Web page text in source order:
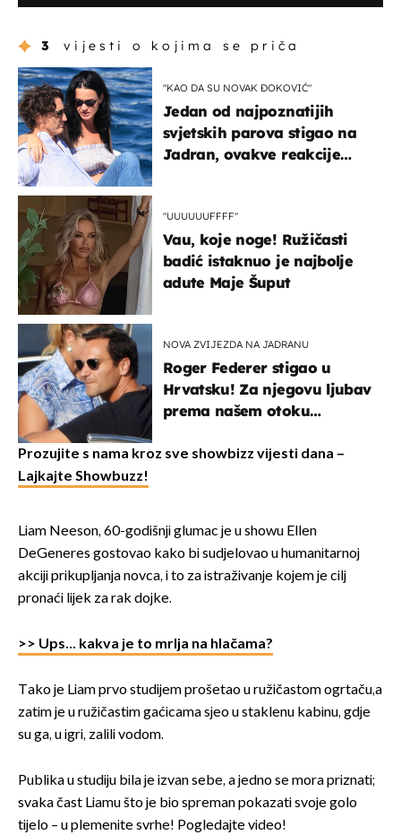
3 vijesti o kojima se priča
"KAO DA SU NOVAK ĐOKOVIĆ"
Jedan od najpoznatijih
svjetskih parova stigao na
Jadran, ovakve reakcije
"UUUUUUFFFF"
Vau, koje noge! Ružičasti
badić istaknuo je najbolje
adute Maje Šuput
NOVA ZVIJEZDA NA JADRANU
Roger Federer stigao u
Hrvatsku! Za njegovu ljubav
prema našem otoku
Hrvat
Prozujite s nama kroz sve showbizz vijesti dana –
Lajkajte Showbuzz!
Liam Neeson, 60-godišnji glumac je u showu Ellen
DeGeneres gostovao kako bi sudjelovao u humanitarnoj
akciji prikupljanja novca, i to za istraživanje kojem je cilj
pronaći lijek za rak dojke.
>> Ups... kakva je to mrlja na hlačama?
Tako je Liam prvo studijem prošetao u ružičastom ogrtaču,a
zatim je u ružičastim gaćicama sjeo u staklenu kabinu, gdje
su ga, u igri, zalili vodom.
Publika u studiju bila je izvan sebe, a jedno se mora priznati;
svaka čast Liamu što je bio spreman pokazati svoje golo
tijelo – u plemenite svrhe! Pogledajte video!